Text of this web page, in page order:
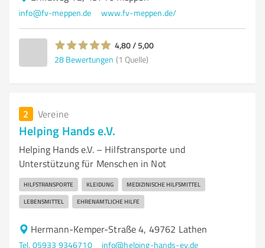
info@fv-meppen.de www.fv-meppen.de/
4,80 / 5,00
28 Bewertungen (1 Quelle)
2 Vereine
Helping Hands e.V.
Helping Hands e.V. – Hilfstransporte und
Unterstützung für Menschen in Not
HILFSTRANSPORTE KLEIDUNG MEDIZINISCHE HILFSMITTEL
LEBENSMITTEL EHRENAMTLICHE HILFE
Hermann-Kemper-Straße 4, 49762 Lathen
Tel. 05933 9346710
info@helping-hands-ev.de